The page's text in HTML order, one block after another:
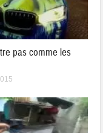
pas comme les